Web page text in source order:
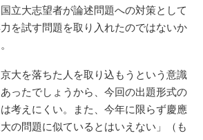
立大志望者が論述問題への対策として
を試す問題を取り入れたのではないか
京大を落ちた人を取り込もうという意識
ったでしょうから、今回の出題形式の
考えにくい。また、今年に限らず慶應
の問題に似ているとはいえない」（も